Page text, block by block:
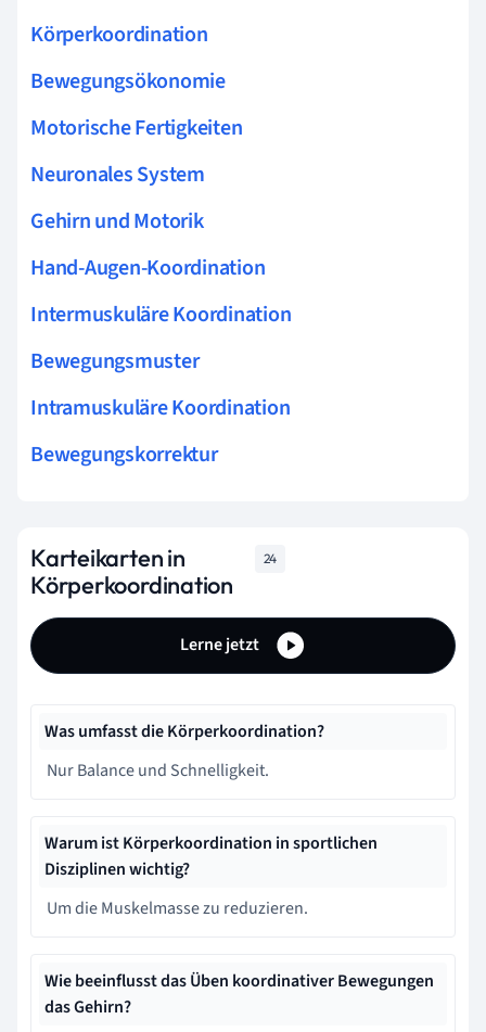
Körperkoordination
Bewegungsökonomie
Motorische Fertigkeiten
Neuronales System
Gehirn und Motorik
Hand-Augen-Koordination
Intermuskuläre Koordination
Bewegungsmuster
Intramuskuläre Koordination
Bewegungskorrektur
Karteikarten in
Körperkoordination
24
Lerne jetzt
Was umfasst die Körperkoordination?
Nur Balance und Schnelligkeit.
Warum ist Körperkoordination in sportlichen
Disziplinen wichtig?
Um die Muskelmasse zu reduzieren.
Wie beeinflusst das Üben koordinativer Bewegungen
das Gehirn?